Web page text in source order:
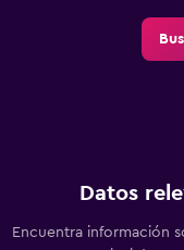
Datos
Encuentra información